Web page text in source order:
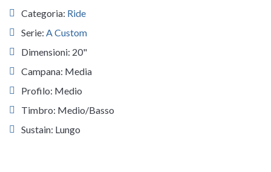
Categoria: Ride
Serie: A Custom
Dimensioni: 20"
Campana: Media
Profilo: Medio
Timbro: Medio/Basso
Sustain: Lungo